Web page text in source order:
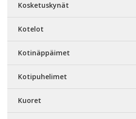
Kosketuskynät
Kotelot
Kotinäppäimet
Kotipuhelimet
Kuoret